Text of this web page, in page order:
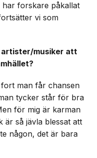
har forskare påkallat
vi som
musiker att
man får chansen
tycker står för bra
för mig är karman
är så jävla blessat att
någon, det är bara